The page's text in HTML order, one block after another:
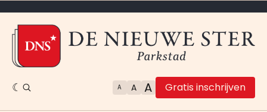
A A A Gratis inschrijven